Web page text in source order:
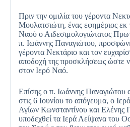
Πριν την ομιλία του γέροντα
Μουλατσιώτη, ένας εφημέριος εκ
Ναού ο Αιδεσιμολογιώτατος
π. Ιωάννης Παναγιώτου,
γέροντα Νεκτάριο και τον
αποδοχή της προσκλήσεως ώστε
στον Ιερό Ναό.
Επίσης ο π. Ιωάννης Παναγιώτου
στις 6 Ιουνίου το απόγευμα, ο
Αγίων Κωνσταντίνου και Ελένης
υποδεχθεί τα Ιερά Λείψανα του